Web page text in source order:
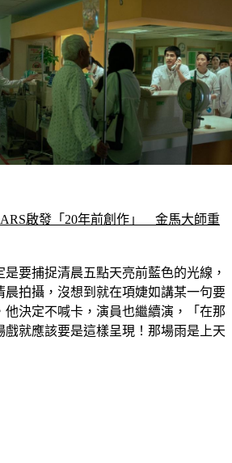
啟發「20年前創作」　金馬大師重
要捕捉清晨五點天亮前藍色的光線，
晨拍攝，沒想到就在項婕如講某一句要
他決定不喊卡，演員也繼續演，「在那
戲就應該要是這樣呈現！那場雨是上天